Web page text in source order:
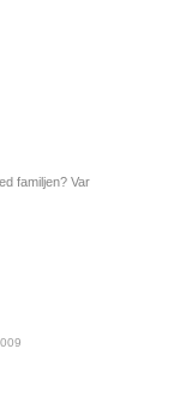
familjen? Var